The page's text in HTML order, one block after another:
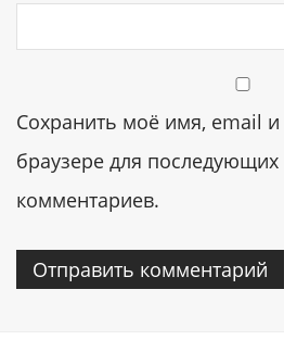
Сохранить моё имя, email и
браузере для
комментариев.